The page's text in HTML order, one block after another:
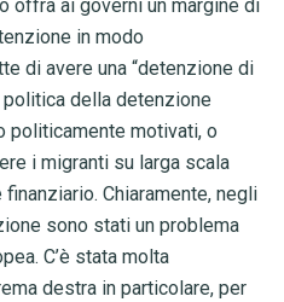
offra ai governi un margine di
in modo
di avere una “detenzione di
politica della detenzione
politicamente motivati, o
i migranti su larga scala
Chiaramente, negli
sono stati un problema
C’è stata molta
destra in particolare, per